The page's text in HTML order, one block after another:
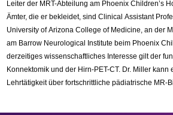
Leiter der MRT-Abteilung am Phoenix Children’s
Ämter, die er bekleidet, sind Clinical Assistant
University of Arizona College of Medicine, an der
am Barrow Neurological Institute beim Phoenix
derzeitiges wissenschaftliches Interesse gilt der
Konnektomik und der Hirn-PET-CT. Dr. Miller kann
Lehrtätigkeit über fortschrittliche pädiatrische MR-